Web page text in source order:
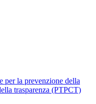
per la prevenzione della
trasparenza (PTPCT)